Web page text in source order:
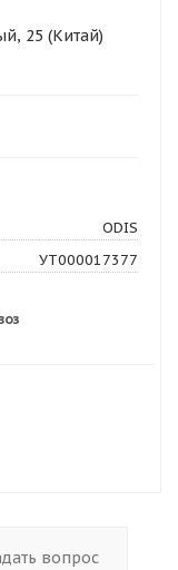
25 (Китай)
ODIS
УТ000017377
вопрос